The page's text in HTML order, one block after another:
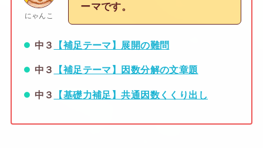
にゃんこ
ーマです。
中３ 【補足テーマ】展開の難問
中３ 【補足テーマ】因数分解の文章題
中３ 【基礎力補足】共通因数くくり出し